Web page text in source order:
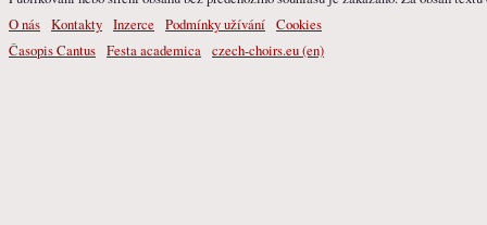
O nás Kontakty Inzerce Podmínky užívání Cookies
Časopis Cantus Festa academica czech-choirs.eu (en)